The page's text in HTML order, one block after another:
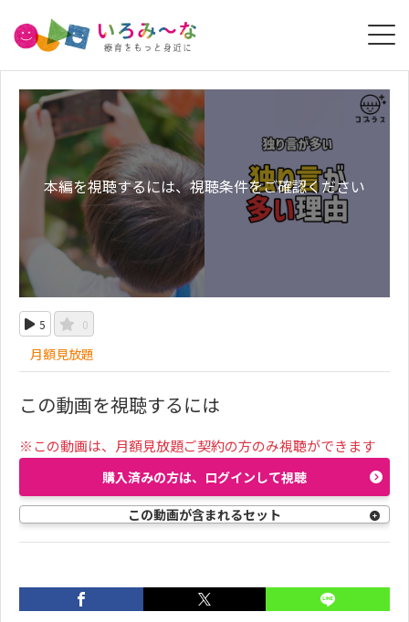
本編を視聴するには、視聴条件をご確認ください
5 0
月額見放題
この動画を視聴するには
※この動画は、月額見放題ご契約の方のみ視聴ができます
購入済みの方は、ログインして視聴
この動画が含まれるセット